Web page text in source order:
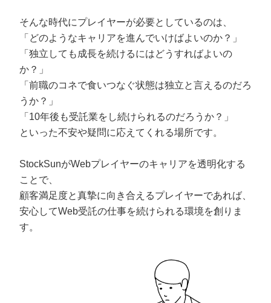
そんな時代にプレイヤーが必要としているのは、
「どのようなキャリアを進んでいけばよいのか？」
「独立しても成長を続けるにはどうすればよいの
か？」
「前職のコネで食いつなぐ状態は独立と言えるのだろ
うか？」
「10年後も受託業をし続けられるのだろうか？」
といった不安や疑問に応えてくれる場所です。
StockSunがWebプレイヤーのキャリアを透明化する
ことで、
顧客満足度と真摯に向き合えるプレイヤーであれば、
安心してWeb受託の仕事を続けられる環境を創りま
す。